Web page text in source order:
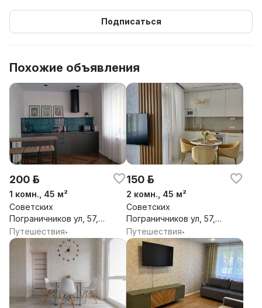
Подписаться
Похожие объявления
200 р.
1 комн., 45 м²
Советских
Пограничников ул, 57,
Гродно, Гродненская
обл.
Путешествия•
150 р.
2 комн., 45 м²
Советских
Пограничников ул, 57,
Гродно, Гродненская
обл.
Путешествия•